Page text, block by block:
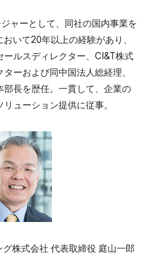
ャーとして、同社の国内事業を
いて20年以上の経験があり、
ルスディレクター、CI&T株式
ーおよび同中国法人総経理、
長を歴任。一貫して、企業の
ューション提供に従事。
株式会社 代表取締役 庭山一郎